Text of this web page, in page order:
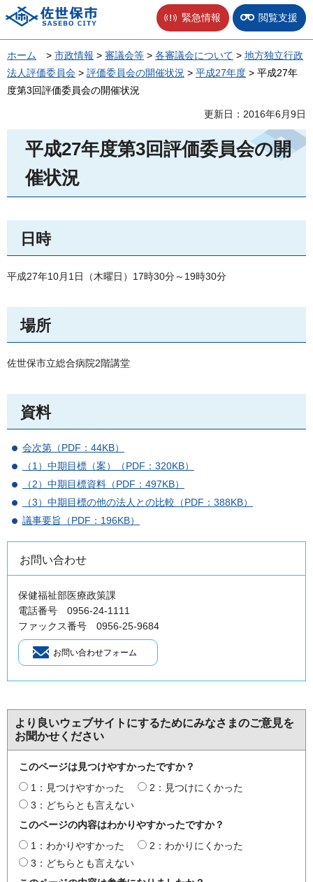
佐世保市 緊急情報 閲覧支援
ホーム > 市政情報 > 審議会等 > 各審議会について > 地方独立行政
法人評価委員会 > 評価委員会の開催状況 > 平成27年度 > 平成27年
度第3回評価委員会の開催状況
更新日：2016年6月9日
平成27年度第3回評価委員会の開
催状況
日時
平成27年10月1日（木曜日）17時30分～19時30分
場所
佐世保市立総合病院2階講堂
資料
会次第（PDF：44KB）
（1）中期目標（案）（PDF：320KB）
（2）中期目標資料（PDF：497KB）
（3）中期目標の他の法人との比較（PDF：388KB）
議事要旨（PDF：196KB）
お問い合わせ
保健福祉部医療政策課
電話番号 0956-24-1111
ファックス番号 0956-25-9684
より良いウェブサイトにするためにみなさまのご意見を
お聞かせください
このページは見つけやすかったですか？
1：見つけやすかった
2：見つけにくかった
3：どちらとも言えない
このページの内容はわかりやすかったですか？
1：わかりやすかった
2：わかりにくかった
3：どちらとも言えない